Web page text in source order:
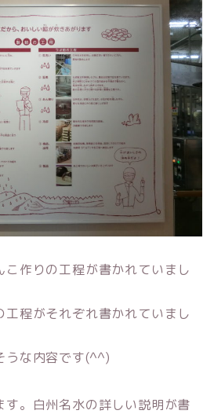
こ作りの工程が書かれていまし
工程がそれぞれ書かれていまし
うな内容です(^^)
す。白州名水の詳しい説明が書